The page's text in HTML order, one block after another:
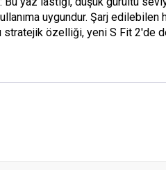
uygundur. Şarj
stratejik özelliği, yeni S Fit 2'de